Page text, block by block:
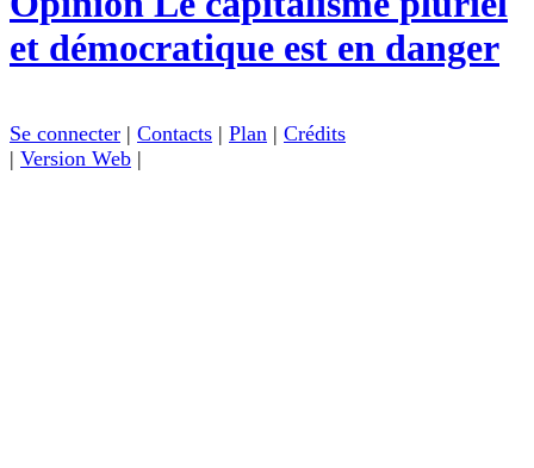
et démocratique est en danger
Se connecter | Contacts | Plan | Crédits
| Version Web |